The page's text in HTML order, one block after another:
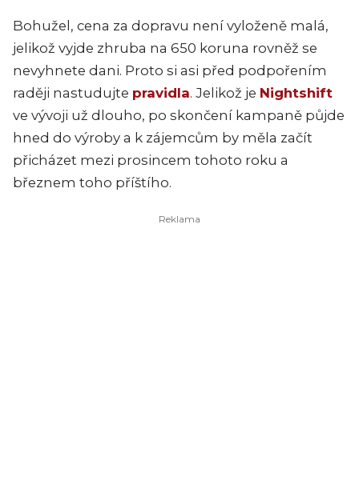
Bohužel, cena za dopravu není vyloženě malá,
jelikož vyjde zhruba na 650 koruna rovněž se
nevyhnete dani. Proto si asi před podpořením
raději nastudujte pravidla. Jelikož je Nightshift
ve vývoji už dlouho, po skončení kampaně půjde
hned do výroby a k zájemcům by měla začít
přicházet mezi prosincem tohoto roku a
březnem toho příštího.